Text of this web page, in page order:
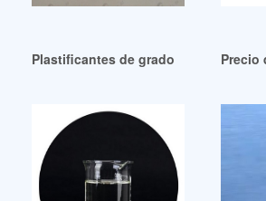
Plastificantes de grado industrial –Precio